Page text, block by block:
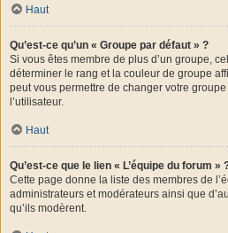
Haut
Qu’est-ce qu’un « Groupe par défaut » ?
Si vous êtes membre de plus d’un groupe,
déterminer le rang et la couleur de groupe
peut vous permettre de changer votre
l’utilisateur.
Haut
Qu’est-ce que le lien « L’équipe du forum »
Cette page donne la liste des membres de
administrateurs et modérateurs ainsi que
qu’ils modèrent.